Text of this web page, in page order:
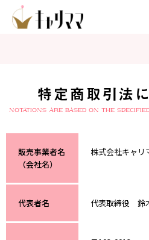
特定商取引法
Notations are based on the
販売事業者名
（会社名）
株式会社キャリ
代表者名 代表取締役